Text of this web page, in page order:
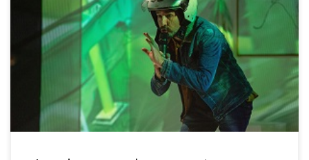
La temporada teatral arranca con las incertidumbres a las que esta
nueva normalidad nos ha abocado, especialmente en el mundo
de la cultura. Los teatros ven limitado su aforo para seguir con las
medidas de seguridad recomendadas por las autoridades
sanitarias, y cruzan los dedos para que la situación no […]